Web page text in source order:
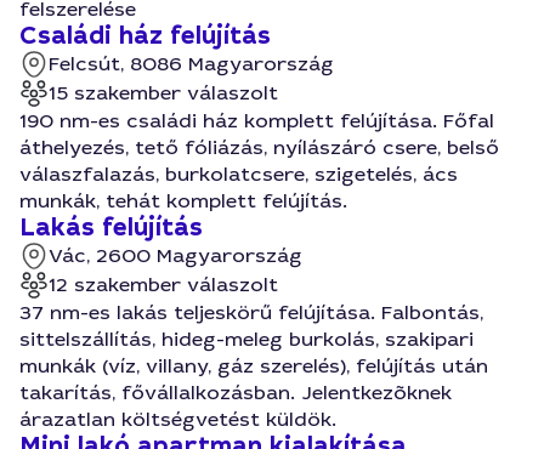
felszerelése
Családi ház felújítás
Felcsút, 8086 Magyarország
15 szakember válaszolt
190 nm-es családi ház komplett felújítása. Főfal
áthelyezés, tető fóliázás, nyílászáró csere, belső
válaszfalazás, burkolatcsere, szigetelés, ács
munkák, tehát komplett felújítás.
Lakás felújítás
Vác, 2600 Magyarország
12 szakember válaszolt
37 nm-es lakás teljeskörű felújítása. Falbontás,
sittelszállítás, hideg-meleg burkolás, szakipari
munkák (víz, villany, gáz szerelés), felújítás után
takarítás, fővállalkozásban. Jelentkezõknek
árazatlan költségvetést küldök.